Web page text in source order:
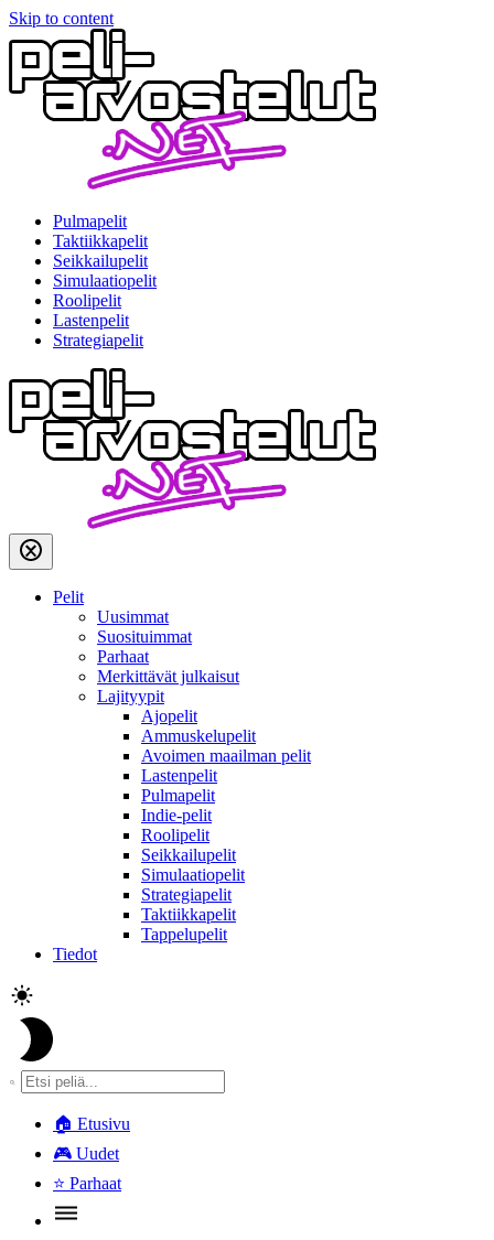
Skip to content
Pulmapelit
Taktiikkapelit
Seikkailupelit
Simulaatiopelit
Roolipelit
Lastenpelit
Strategiapelit
Pelit
Uusimmat
Suosituimmat
Parhaat
Merkittävät julkaisut
Lajityypit
Ajopelit
Ammuskelupelit
Avoimen maailman pelit
Lastenpelit
Pulmapelit
Indie-pelit
Roolipelit
Seikkailupelit
Simulaatiopelit
Strategiapelit
Taktiikkapelit
Tappelupelit
Tiedot
🏠 Etusivu
🎮 Uudet
⭐ Parhaat